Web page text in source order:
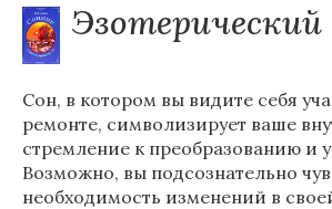
Эзотерический
Сон, в котором вы видите себя
ремонте, символизирует ваше
стремление к преобразованию и
Возможно, вы подсознательно
необходимость изменений в